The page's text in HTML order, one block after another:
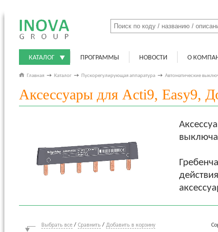
КАТАЛОГ ПРОГРАММЫ НОВОСТИ О
Главная → Каталог → Пускорегулирующая аппаратура → Автоматические
Аксессуары для Acti9, Easy9,
Выбрать все / Сравнить / Добавить в корзину